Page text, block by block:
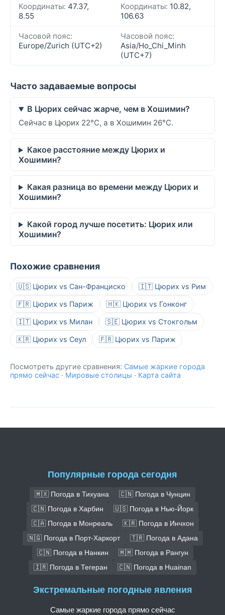
Координаты: 47.37,
8.55
Координаты: 10.82,
106.63
Часовой пояс:
Europe/Zurich (UTC+2)
Часовой пояс:
Asia/Ho_Chi_Minh
(UTC+7)
Часто задаваемые вопросы
В Цюрих сейчас жарче, чем в Хошимин?
Сейчас в Цюрих 22°C, а в Хошимин 26°C.
Какое расстояние между Цюрих и
Хошимин?
Какая разница во времени между Цюрих и
Хошимин?
Какой город лучше посетить: Цюрих или
Хошимин?
Похожие сравнения
🇺🇸 Цюрих vs Сан-Франциско 🇮🇹 Цюрих vs Рим
🇫🇷 Цюрих vs Париж 🇭🇰 Цюрих vs Гонконг
🇮🇹 Цюрих vs Милан 🇸🇪 Цюрих vs Стокгольм
🇰🇷 Цюрих vs Сеул 🇫🇷 Цюрих vs Париж
Посмотреть другие сравнения: Самые жаркие города
прямо сейчас · Мировые столицы · Карта сайта
Популярные города сегодня
🇲🇽 Погода в Тихуана
🇨🇳 Погода в Чунцин
🇨🇳 Погода в Харбин
🇺🇸 Погода в Нью-Йорк
🇨🇦 Погода в Монреаль
🇰🇷 Погода в Инчхон
🇳🇬 Погода в Порт-Харкорт
🇹🇷 Погода в Адана
🇨🇳 Погода в Нанкин
🇲🇲 Погода в Рангун
🇮🇷 Погода в Тегеран
🇨🇳 Погода в Huainan
Экстремальные погодные явления
Самые жаркие города прямо сейчас